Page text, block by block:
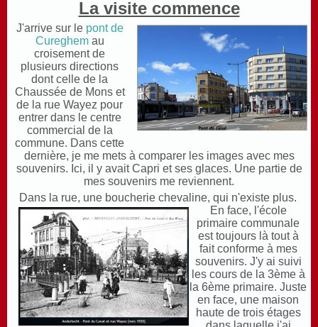
La visite commence
J'arrive sur le pont de
Cureghemau
croisement de
plusieurs directions
dont celle de la
Chaussée de Mons et
de la rue Wayez pour
entrer dans le centre
commercial de la
commune. Dans cette
dernière, je me mets à comparer les images avec mes
souvenirs. Ici, il y avait Capri et ses glaces. Une partie de
mes souvenirs me reviennent.
Dans la rue, une boucherie chevaline, qui n'existe plus.
En face, l'école
primaire communale
est toujours là tout à
fait conforme à mes
souvenirs. J'y ai suivi
les cours de la 3ème à
la 6ème primaire. Juste
en face, une maison
haute de trois étages